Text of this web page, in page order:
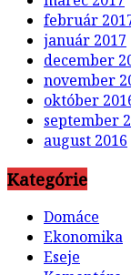
február
január 2017
december
november
október
september
august 2016
Kategórie
Domáce
Ekonomika
Eseje